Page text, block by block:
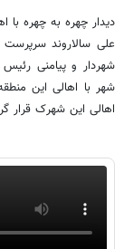
دیدار چهره به چهره با
علی سالاروند
شهردار و پیامنی
شهر با اهالی این
اهالی این شهرک قرار